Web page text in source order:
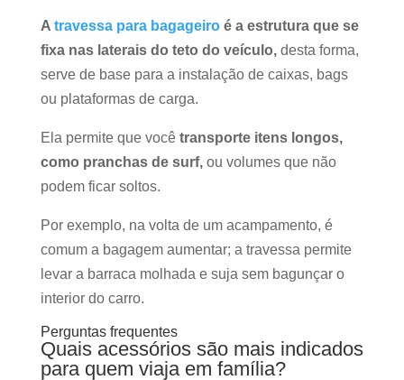
A travessa para bagageiroé a estrutura que se
fixa nas laterais do teto do veículo, desta forma,
serve de base para a instalação de caixas, bags
ou plataformas de carga.
Ela permite que você transporte itens longos,
como pranchas de surf,ou volumes que não
podem ficar soltos.
Por exemplo, na volta de um acampamento, é
comum a bagagem aumentar; a travessa permite
levar a barraca molhada e suja sem bagunçar o
interior do carro.
Perguntas frequentes
Quais acessórios são mais indicados
para quem viaja em família?